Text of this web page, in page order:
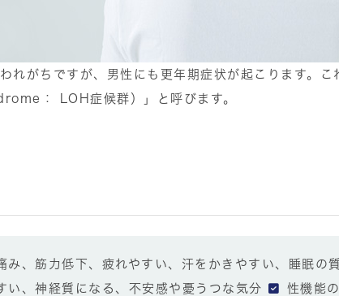
れがちですが、男性にも更年期症状が起こります。
： LOH症候群）」と呼びます。
み、筋力低下、疲れやすい、汗をかきやすい、睡眠の
い、神経質になる、不安感や憂うつな気分
性機能